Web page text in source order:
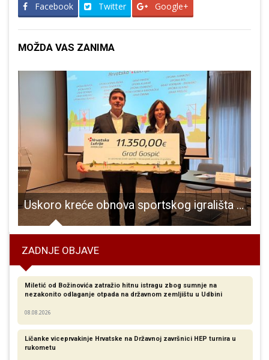
Facebook Twitter Google+
MOŽDA VAS ZANIMA
Uskoro kreće obnova sportskog igrališta kod Osnovne škole dr. Jure Turića
ZADNJE OBJAVE
Miletić od Božinovića zatražio hitnu istragu zbog sumnje na
nezakonito odlaganje otpada na državnom zemljištu u Udbini
08.08.2026
Ličanke viceprvakinje Hrvatske na Državnoj završnici HEP turnira u
rukometu